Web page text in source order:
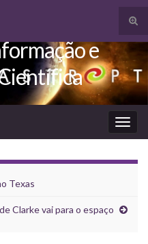
e
Texas
Clarke vai para o espaço